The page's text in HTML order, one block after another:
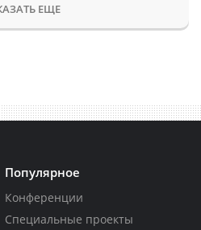
ЕЩЕ
Популярное
Конференции
Специальные проекты